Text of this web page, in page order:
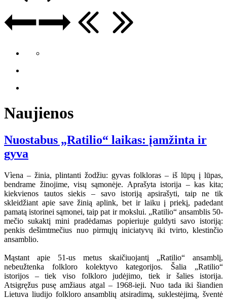
Naujienos
Nuostabus „Ratilio“ laikas: įamžinta ir
gyva
Vìena – žinia, plintanti žodžiu: gyvas folkloras – iš lūpų į lūpas,
bendrame žinojime, visų sąmonėje. Aprašyta istorija – kas kita;
kiekvienos tautos siekis – savo istoriją apsirašyti, taip ne tik
skleidžiant apie save žinią aplink, bet ir laiku į priekį, padedant
pamatą istorinei sąmonei, taip pat ir mokslui. „Ratilio“ ansamblis 50-
mečio sukaktį mini pradėdamas popieriuje guldyti savo istoriją:
penkis dešimtmečius nuo pirmųjų iniciatyvų iki tvirto, klestinčio
ansamblio.
Mąstant apie 51-us metus skaičiuojantį „Ratilio“ ansamblį,
nebeužtenka folkloro kolektyvo kategorijos. Šalia „Ratilio“
istorijos – tiek viso folkloro judėjimo, tiek ir šalies istorija.
Atsigręžus pusę amžiaus atgal – 1968-ieji. Nuo tada iki šiandien
Lietuva liudijo folkloro ansamblių atsiradimą, suklestėjimą, šventė